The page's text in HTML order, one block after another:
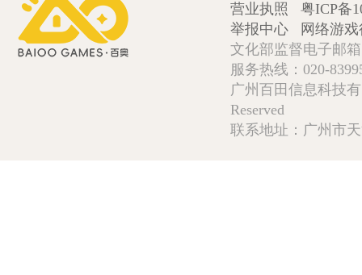
营业执照
粤ICP备
举报中心
网络游
文化部监督电子邮
服务热线：020-
广州百田信息科技
Reserved
联系地址：广州市